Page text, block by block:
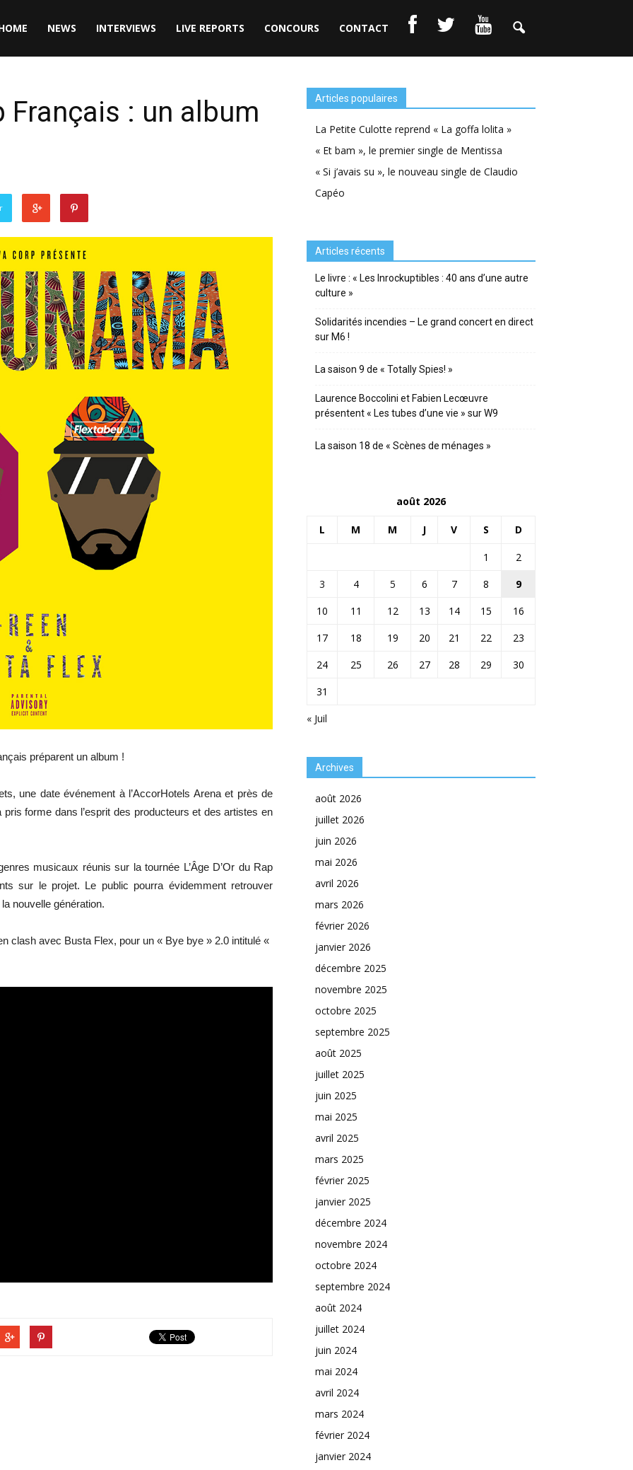
NEWS INTERVIEWS LIVE REPORTS CONCOURS CONTACT
Français : un album
préparent un album !
une date événement à l’AccorHotels Arena et près de
forme dans l’esprit des producteurs et des artistes en
musicaux réunis sur la tournée L’Âge D’Or du Rap
sur le projet. Le public pourra évidemment retrouver
nouvelle génération.
clash avec Busta Flex, pour un « Bye bye » 2.0 intitulé «
Articles populaires
La Petite Culotte reprend « La goffa lolita »
« Et bam », le premier single de Mentissa
« Si j’avais su », le nouveau single de Claudio
Capéo
Articles récents
Le livre : « Les Inrockuptibles : 40 ans d’une autre
culture »
Solidarités incendies – Le grand concert en direct
sur M6 !
La saison 9 de « Totally Spies! »
Laurence Boccolini et Fabien Lecœuvre
présentent « Les tubes d’une vie » sur W9
La saison 18 de « Scènes de ménages »
août 2026
L M M J V S D
« Juil
1
2
3
4 5 6 7 8
9
10
11 12 13 14 15
16
17
18 19 20 21 22
23
24
25 26 27 28 29
30
31
Archives
août 2026
juillet 2026
juin 2026
mai 2026
avril 2026
mars 2026
février 2026
janvier 2026
décembre 2025
novembre 2025
octobre 2025
septembre 2025
août 2025
juillet 2025
juin 2025
mai 2025
avril 2025
mars 2025
février 2025
janvier 2025
décembre 2024
novembre 2024
octobre 2024
septembre 2024
août 2024
juillet 2024
juin 2024
mai 2024
avril 2024
mars 2024
février 2024
janvier 2024